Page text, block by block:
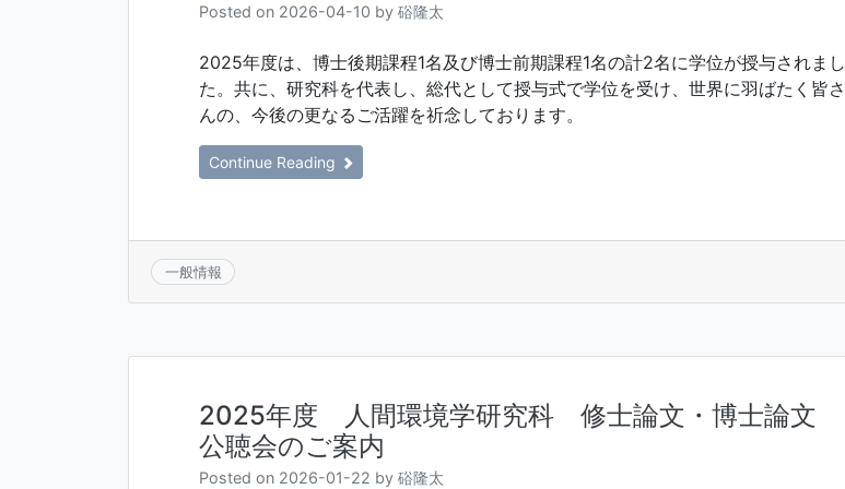
Posted on 2026-04-10 by 硲隆太
2025年度は、博士後期課程1名及び博士前期課程1名の計2名に学位が授与されまし
た。共に、研究科を代表し、総代として授与式で学位を受け、世界に羽ばたく皆さ
んの、今後の更なるご活躍を祈念しております。
Continue Reading
一般情報
2025年度 人間環境学研究科 修士論文・博士論文
公聴会のご案内
Posted on 2026-01-22 by 硲隆太